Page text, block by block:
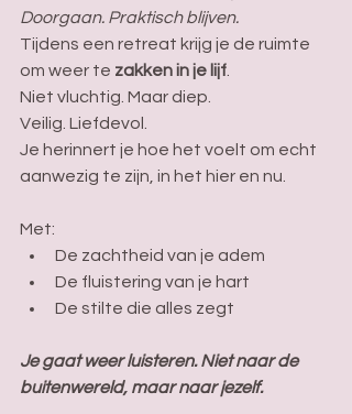
Doorgaan. Praktisch blijven.
Tijdens een retreat krijg je de ruimte
om weer te zakken in je lijf
Niet vluchtig. Maar diep.
Veilig. Liefdevol.
Je herinnert je hoe het voelt om echt
aanwezig te zijn, in het hier en nu.
Met:
De zachtheid van je adem
De fluistering van je hart
De stilte die alles zegt
Je gaat weer luisteren. Niet naar de
buitenwereld, maar naar jezelf.